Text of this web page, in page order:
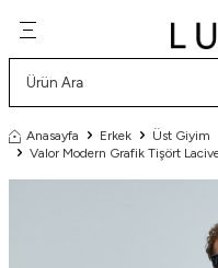
Anasayfa Erkek Üst Giyim
Valor Modern Grafik Tişört